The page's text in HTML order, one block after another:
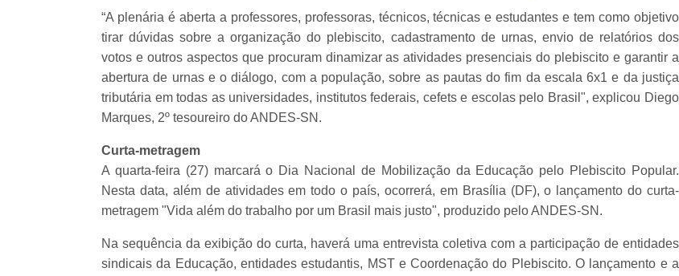
“A plenária é aberta a professores, professoras, técnicos, técnicas e estudantes e tem como objetivo
tirar dúvidas sobre a organização do plebiscito, cadastramento de urnas, envio de relatórios dos
votos e outros aspectos que procuram dinamizar as atividades presenciais do plebiscito e garantir a
abertura de urnas e o diálogo, com a população, sobre as pautas do fim da escala 6x1 e da justiça
tributária em todas as universidades, institutos federais, cefets e escolas pelo Brasil", explicou Diego
Marques, 2º tesoureiro do ANDES-SN.
Curta-metragem
A quarta-feira (27) marcará o Dia Nacional de Mobilização da Educação pelo Plebiscito Popular.
Nesta data, além de atividades em todo o país, ocorrerá, em Brasília (DF), o lançamento do curta-
metragem "Vida além do trabalho por um Brasil mais justo", produzido pelo ANDES-SN.
Na sequência da exibição do curta, haverá uma entrevista coletiva com a participação de entidades
sindicais da Educação, entidades estudantis, MST e Coordenação do Plebiscito. O lançamento e a